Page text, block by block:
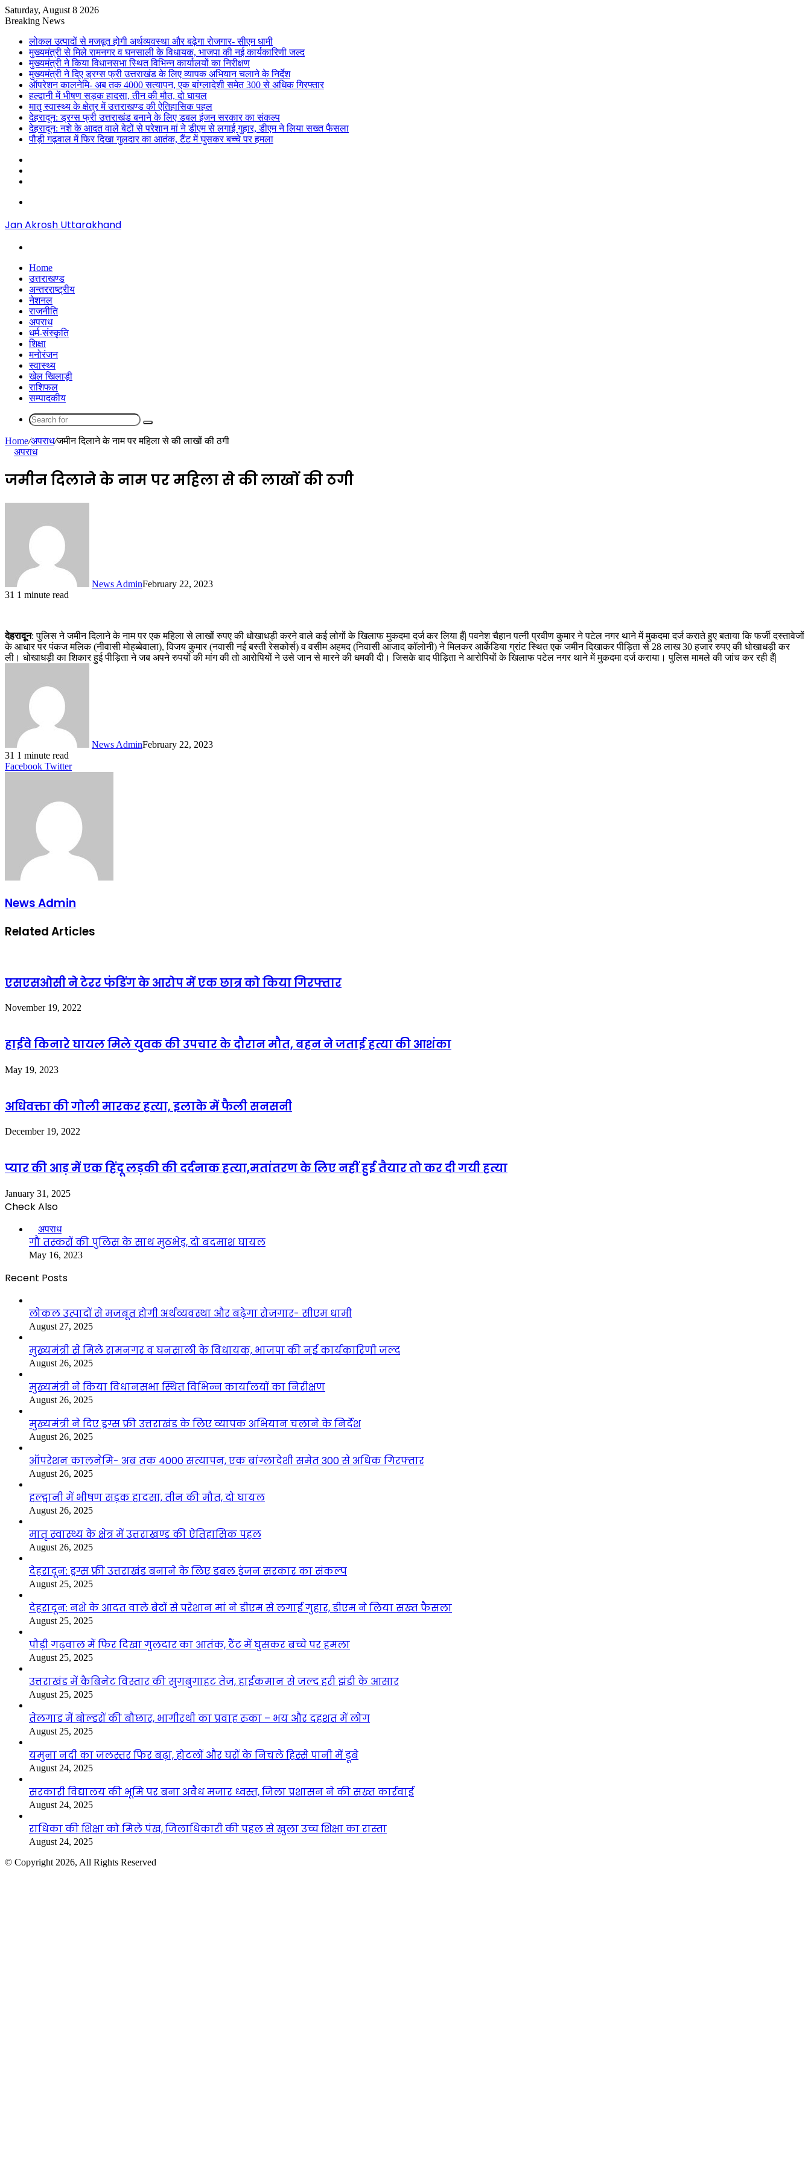
Saturday, August 8 2026
Breaking News
लोकल उत्पादों से मजबूत होगी अर्थव्यवस्था और बढ़ेगा रोजगार- सीएम धामी
मुख्यमंत्री से मिले रामनगर व घनसाली के विधायक, भाजपा की नई कार्यकारिणी जल्द
मुख्यमंत्री ने किया विधानसभा स्थित विभिन्न कार्यालयों का निरीक्षण
मुख्यमंत्री ने दिए ड्रग्स फ्री उत्तराखंड के लिए व्यापक अभियान चलाने के निर्देश
ऑपरेशन कालनेमि- अब तक 4000 सत्यापन, एक बांग्लादेशी समेत 300 से अधिक गिरफ्तार
हल्द्वानी में भीषण सड़क हादसा, तीन की मौत, दो घायल
मातृ स्वास्थ्य के क्षेत्र में उत्तराखण्ड की ऐतिहासिक पहल
देहरादून: ड्रग्स फ्री उत्तराखंड बनाने के लिए डबल इंजन सरकार का संकल्प
देहरादून: नशे के आदत वाले बेटों से परेशान मां ने डीएम से लगाई गुहार, डीएम ने लिया सख्त फैसला
पौड़ी गढ़वाल में फिर दिखा गुलदार का आतंक, टैंट में घुसकर बच्चे पर हमला
Jan Akrosh Uttarakhand
Home
उत्तराखण्ड
अन्तरराष्ट्रीय
नेशनल
राजनीति
अपराध
धर्म-संस्कृति
शिक्षा
मनोरंजन
स्वास्थ्य
खेल खिलाड़ी
राशिफल
सम्पादकीय
Search
for
Home/अपराध/जमीन दिलाने के नाम पर महिला से की लाखों की ठगी
अपराध
जमीन दिलाने के नाम पर महिला से की लाखों की ठगी
News AdminFebruary 22, 2023
31 1 minute read
देहरादून: पुलिस ने जमीन दिलाने के नाम पर एक महिला से लाखों रुपए की धोखाधड़ी करने वाले कई लोगों के खिलाफ मुकदमा दर्ज कर लिया हैं| पवनेश चैहान पत्नी प्रवीण कुमार ने पटेल नगर थाने में मुकदमा दर्ज कराते हुए बताया कि फर्जी दस्तावेजों
के आधार पर पंकज मलिक (नीवासी मोहब्बेवाला), विजय कुमार (नवासी नई बस्ती रेसकोर्स) व वसीम अहमद (निवासी आजाद कॉलोनी) ने मिलकर आर्केडिया ग्रांट स्थित एक जमीन दिखाकर पीड़िता से 28 लाख 30 हजार रुपए की धोखाधड़ी कर
ली। धोखाधड़ी का शिकार हुई पीड़िता ने जब अपने रुपयों की मांग की तो आरोपियों ने उसे जान से मारने की धमकी दी। जिसके बाद पीड़िता ने आरोपियों के खिलाफ पटेल नगर थाने में मुकदमा दर्ज कराया। पुलिस मामले की जांच कर रही हैं|
News AdminFebruary 22, 2023
31 1 minute read
Facebook TwitterLinkedIn
Tumblr
Pinterest
Reddit
VKontakte
Share
Print
News Admin
Related Articles
एसएसओसी ने टेरर फंडिंग के आरोप में एक छात्र को किया गिरफ्तार
November 19, 2022
हाईवे किनारे घायल मिले युवक की उपचार के दौरान मौत, बहन ने जताई हत्या की आशंका
May 19, 2023
अधिवक्ता की गोली मारकर हत्या, इलाके में फैली सनसनी
December 19, 2022
प्यार की आड़ में एक हिंदू लड़की की दर्दनाक हत्या,मतांतरण के लिए नहीं हुई तैयार तो कर दी गयी हत्या
January 31, 2025
Check Also
अपराध
गौ तस्करों की पुलिस के साथ मुठभेड़, दो बदमाश घायल
May 16, 2023
Recent Posts
लोकल उत्पादों से मजबूत होगी अर्थव्यवस्था और बढ़ेगा रोजगार- सीएम धामी
August 27, 2025
मुख्यमंत्री से मिले रामनगर व घनसाली के विधायक, भाजपा की नई कार्यकारिणी जल्द
August 26, 2025
मुख्यमंत्री ने किया विधानसभा स्थित विभिन्न कार्यालयों का निरीक्षण
August 26, 2025
मुख्यमंत्री ने दिए ड्रग्स फ्री उत्तराखंड के लिए व्यापक अभियान चलाने के निर्देश
August 26, 2025
ऑपरेशन कालनेमि- अब तक 4000 सत्यापन, एक बांग्लादेशी समेत 300 से अधिक गिरफ्तार
August 26, 2025
हल्द्वानी में भीषण सड़क हादसा, तीन की मौत, दो घायल
August 26, 2025
मातृ स्वास्थ्य के क्षेत्र में उत्तराखण्ड की ऐतिहासिक पहल
August 26, 2025
देहरादून: ड्रग्स फ्री उत्तराखंड बनाने के लिए डबल इंजन सरकार का संकल्प
August 25, 2025
देहरादून: नशे के आदत वाले बेटों से परेशान मां ने डीएम से लगाई गुहार, डीएम ने लिया सख्त फैसला
August 25, 2025
पौड़ी गढ़वाल में फिर दिखा गुलदार का आतंक, टैंट में घुसकर बच्चे पर हमला
August 25, 2025
उत्तराखंड में कैबिनेट विस्तार की सुगबुगाहट तेज, हाईकमान से जल्द हरी झंडी के आसार
August 25, 2025
तेलगाड में बोल्डरों की बौछार, भागीरथी का प्रवाह रुका – भय और दहशत में लोग
August 25, 2025
यमुना नदी का जलस्तर फिर बढ़ा, होटलों और घरों के निचले हिस्से पानी में डूबे
August 24, 2025
सरकारी विद्यालय की भूमि पर बना अवैध मजार ध्वस्त, जिला प्रशासन ने की सख्त कार्रवाई
August 24, 2025
राधिका की शिक्षा को मिले पंख, जिलाधिकारी की पहल से खुला उच्च शिक्षा का रास्ता
August 24, 2025
© Copyright 2026, All Rights Reserved